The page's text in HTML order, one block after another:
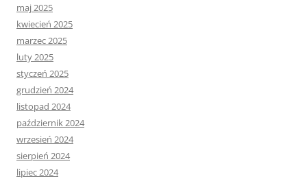
maj 2025
kwiecień 2025
marzec 2025
luty 2025
styczeń 2025
grudzień 2024
listopad 2024
październik 2024
wrzesień 2024
sierpień 2024
lipiec 2024